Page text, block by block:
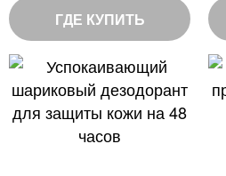
of
100
ГДЕ КУПИТЬ
of